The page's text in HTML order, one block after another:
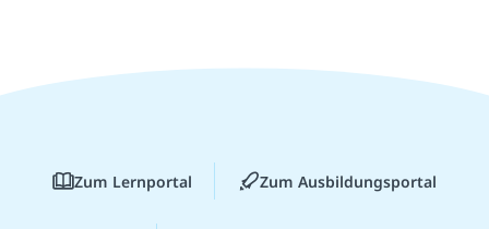
Zum Lernportal Zum Ausbildungsportal